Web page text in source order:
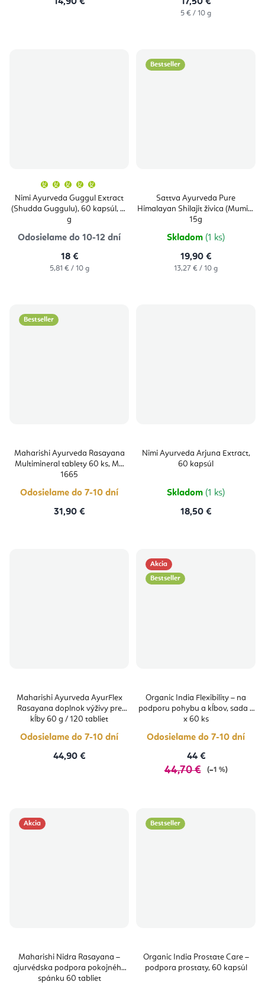
Jednotková
5 € / 10 g
Nimi Ayurveda Guggul Extract
(Shudda Guggulu), 60 kapsúl, 31
g
produktu
je
5,0
hviezdičiek.
Odosielame do 10-12 dní
18 €
Jednotková
5,81 € / 10 g
Bestseller
Sattva Ayurveda Pure
Himalayan Shilajit živica (Mumio)
15g
Skladom (1 ks)
19,90 €
Jednotková
13,27 € / 10 g
Bestseller
Maharishi Ayurveda Rasayana
Multimineral tablety 60 ks, MA
1665
Odosielame do 7-10 dní
31,90 €
Nimi Ayurveda Arjuna Extract,
60 kapsúl
Skladom (1 ks)
18,50 €
Maharishi Ayurveda AyurFlex
Rasayana doplnok výživy pre
kĺby 60 g / 120 tabliet
Odosielame do 7-10 dní
44,90 €
Akcia
Bestseller
Organic India Flexibility – na
podporu pohybu a kĺbov, sada 3
x 60 ks
Odosielame do 7-10 dní
44 €
44,70 € (–1 %)
Akcia
Maharishi Nidra Rasayana –
ajurvédska podpora pokojného
spánku 60 tabliet
Bestseller
Organic India Prostate Care –
podpora prostaty, 60 kapsúl